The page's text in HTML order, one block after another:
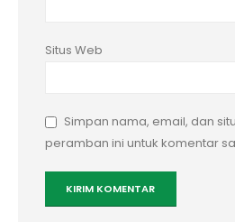
Situs Web
Simpan nama, email, dan
peramban ini untuk komentar